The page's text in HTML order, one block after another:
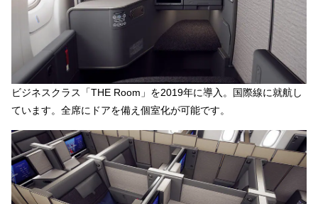
ビジネスクラス「THE Room」を2019年に導入。国際線に就航し
ています。全席にドアを備え個室化が可能です。